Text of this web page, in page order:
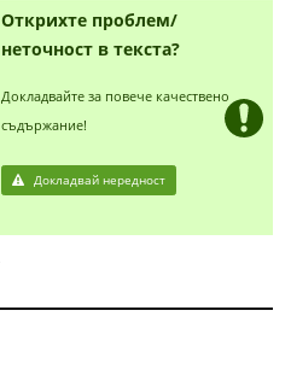
Открихте проблем/
неточност в текста?
Докладвайте за повече качествено
съдържание!
Докладвай нередност